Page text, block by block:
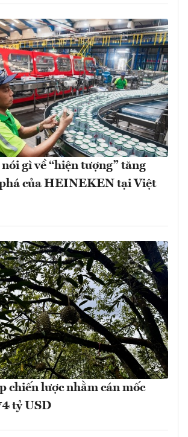
gì về “hiện tượng” tăng
của HEINEKEN tại Việt
chiến lược nhằm cán mốc
tỷ USD